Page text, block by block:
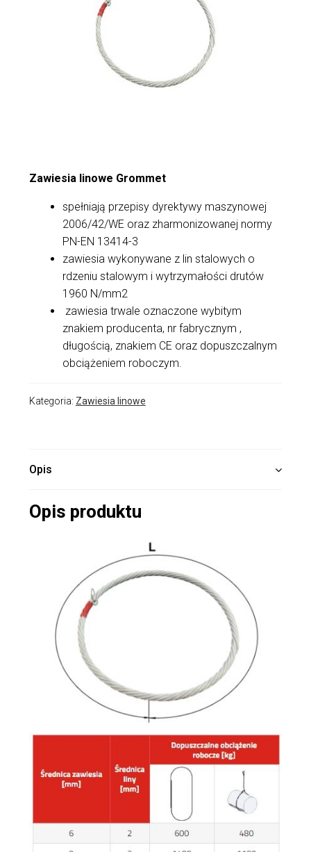
Zawiesia linowe Grommet
spełniają przepisy dyrektywy maszynowej
2006/42/WE oraz zharmonizowanej normy
PN-EN 13414-3
zawiesia wykonywane z lin stalowych o
rdzeniu stalowym i wytrzymałości drutów
1960 N/mm2
zawiesia trwale oznaczone wybitym
znakiem producenta, nr fabrycznym ,
długością, znakiem CE oraz dopuszczalnym
obciążeniem roboczym.
Kategoria: Zawiesia linowe
Opis
Opis produktu